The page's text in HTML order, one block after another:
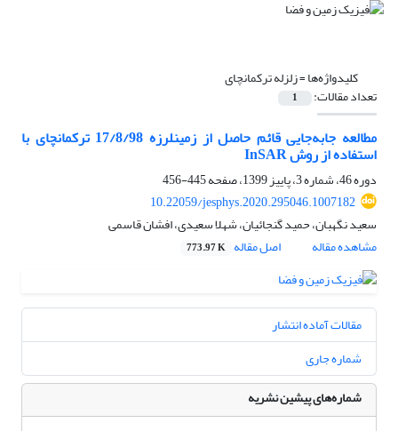
کلیدواژه‌ها =زلزله ترکمانچای
تعداد مقالات: 1
مطالعه جابه‌جایی قائم حاصل از زمین‏لرزه 17/8/98 ترکمانچای با
استفاده از روش InSAR
دوره 46، شماره 3، پاییز 1399، صفحه
445-456
10.22059/jesphys.2020.295046.1007182
سعید نگهبان، حمید گنجائیان، شهلا سعیدی، افشان قاسمی
مشاهده مقاله
اصل مقاله 773.97 K
مقالات آماده انتشار
شماره جاری
شماره‌های پیشین نشریه